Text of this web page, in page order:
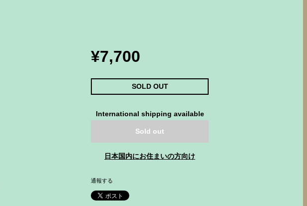
¥7,700
SOLD OUT
International shipping available
Sold out
日本国内にお住まいの方向け
通報する